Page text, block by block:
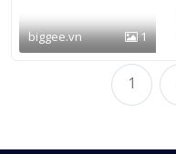
biggee.vn 1
1